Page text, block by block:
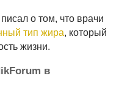
о том, что врачи
тип жира, который
жизни.
в